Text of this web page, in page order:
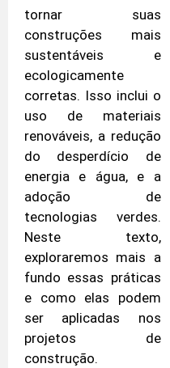
tornar suas
construções mais
sustentáveis e
ecologicamente
corretas. Isso inclui o
uso de materiais
renováveis, a redução
do desperdício de
energia e água, e a
adoção de
tecnologias verdes.
Neste texto,
exploraremos mais a
fundo essas práticas
e como elas podem
ser aplicadas nos
projetos de
construção.